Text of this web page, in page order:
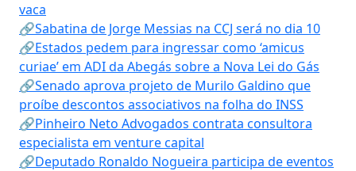
vaca
🔗Sabatina de Jorge Messias na CCJ será no dia 10
🔗Estados pedem para ingressar como ‘amicus
curiae’ em ADI da Abegás sobre a Nova Lei do Gás
🔗Senado aprova projeto de Murilo Galdino que
proíbe descontos associativos na folha do INSS
🔗Pinheiro Neto Advogados contrata consultora
especialista em venture capital
🔗Deputado Ronaldo Nogueira participa de eventos